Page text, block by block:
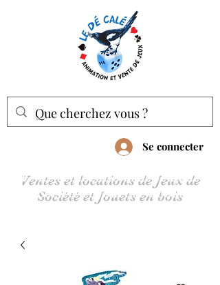
Se connecter
Ventes et locations de Jeux de
Société et Jouets en bois